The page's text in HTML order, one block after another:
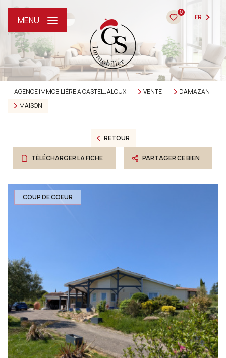
0
FR
MENU
AGENCE IMMOBILIÈRE À CASTELJALOUX VENTE
DAMAZAN
MAISON
RETOUR
TÉLÉCHARGER LA FICHE PARTAGER CE BIEN
COUP DE COEUR